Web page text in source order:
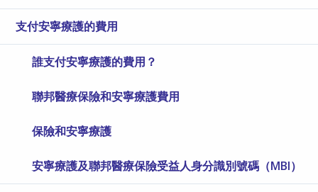
支付安寧療護的費用
誰支付安寧療護的費用？
聯邦醫療保險和安寧療護費用
保險和安寧療護
安寧療護及聯邦醫療保險受益人身分識別號碼（MBI）